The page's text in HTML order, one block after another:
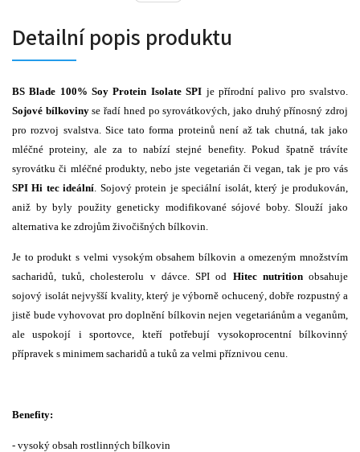
Detailní popis produktu
BS Blade 100% Soy Protein Isolate SPI je přírodní palivo pro svalstvo.
Sojové bílkovinyse řadí hned po syrovátkových, jako druhý přínosný zdroj
pro rozvoj svalstva. Sice tato forma proteinů není až tak chutná, tak jako
mléčné proteiny, ale za to nabízí stejné benefity. Pokud špatně trávíte
syrovátku či mléčné produkty, nebo jste vegetarián či vegan, tak je pro vás
SPI Hi tec ideální . Sojový protein je speciální isolát, který je produkován,
aniž by byly použity geneticky modifikované sójové boby. Slouží jako
alternativa ke zdrojům živočišných bílkovin.
Je to produkt s velmi vysokým obsahem bílkovin a omezeným množstvím
sacharidů, tuků, cholesterolu v dávce. SPI od Hitec nutritionobsahuje
sojový isolát nejvyšší kvality, který je výborně ochucený, dobře rozpustný a
jistě bude vyhovovat pro doplnění bílkovin nejen vegetariánům a veganům,
ale uspokojí i sportovce, kteří potřebují vysokoprocentní bílkovinný
přípravek s minimem sacharidů a tuků za velmi příznivou cenu.
Benefity:
- vysoký obsah rostlinných bílkovin